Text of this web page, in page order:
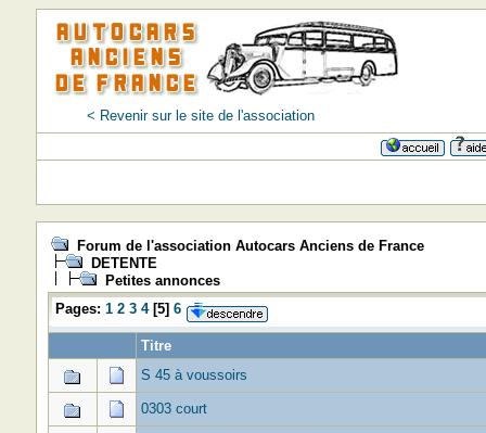
< Revenir sur le site de l'association
Forum de l'association Autocars Anciens de France
DETENTE
Petites annonces
Pages: 1 2 3 4[5] 6
Titre
S 45 à voussoirs
0303 court